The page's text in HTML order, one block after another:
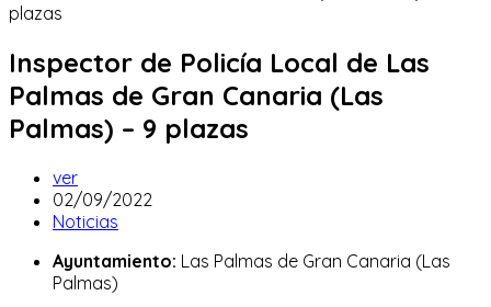
Inspector de Policía Local de Las
Palmas de Gran Canaria (Las
Palmas) – 9 plazas
Autor
de
la
ver
Publicación
de
entrada:
02/09/2022
Categoría
la
entrada:
Noticias
Ayuntamiento: Las Palmas de Gran Canaria (Las
Palmas)